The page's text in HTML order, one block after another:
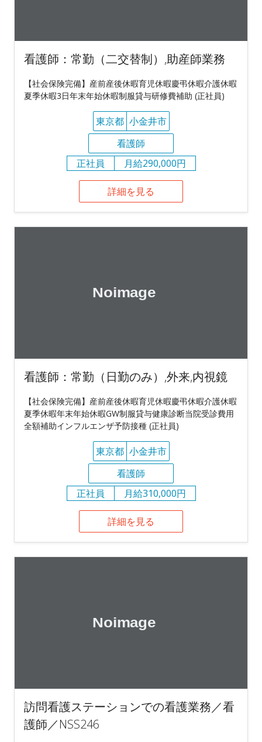
看護師：常勤（二交替制）,助産師業務
【社会保険完備】産前産後休暇育児休暇慶弔休暇介護休暇
夏季休暇3日年末年始休暇制服貸与研修費補助 (正社員)
東京都 小金井市
看護師
正社員
月給290,000円
詳細を見る
看護師：常勤（日勤のみ）,外来,内視鏡
【社会保険完備】産前産後休暇育児休暇慶弔休暇介護休暇
夏季休暇年末年始休暇GW制服貸与健康診断当院受診費用
全額補助インフルエンザ予防接種 (正社員)
東京都 小金井市
看護師
正社員
月給310,000円
詳細を見る
訪問看護ステーションでの看護業務／看
護師／NSS246